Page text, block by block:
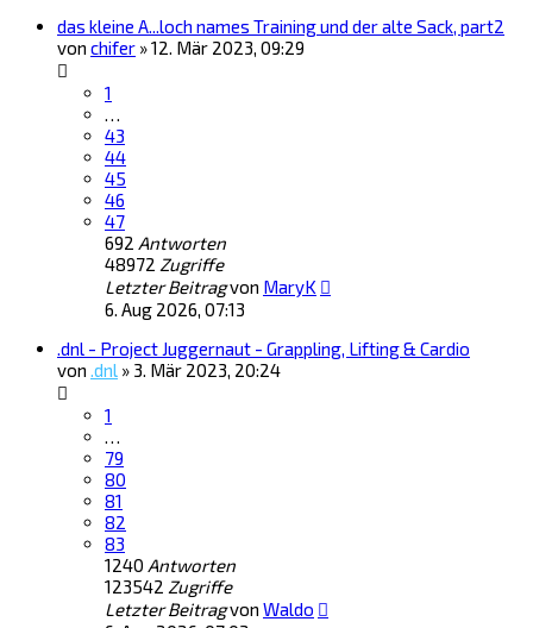
das kleine A...loch names Training und der alte Sack, part2
von chifer »12. Mär 2023, 09:29
1
…
43
44
45
46
47
692 Antworten
48972 Zugriffe
Letzter Beitragvon MaryK
6. Aug 2026, 07:13
.dnl - Project Juggernaut - Grappling, Lifting & Cardio
von .dnl » 3. Mär 2023, 20:24
1
…
79
80
81
82
83
1240 Antworten
123542 Zugriffe
Letzter Beitragvon Waldo